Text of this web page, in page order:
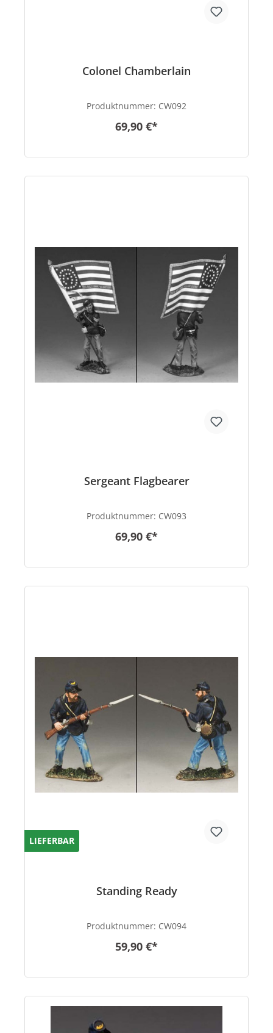
Colonel Chamberlain
Produktnummer: CW092
69,90 €*
Sergeant Flagbearer
Produktnummer: CW093
69,90 €*
LIEFERBAR
Standing Ready
Produktnummer: CW094
59,90 €*